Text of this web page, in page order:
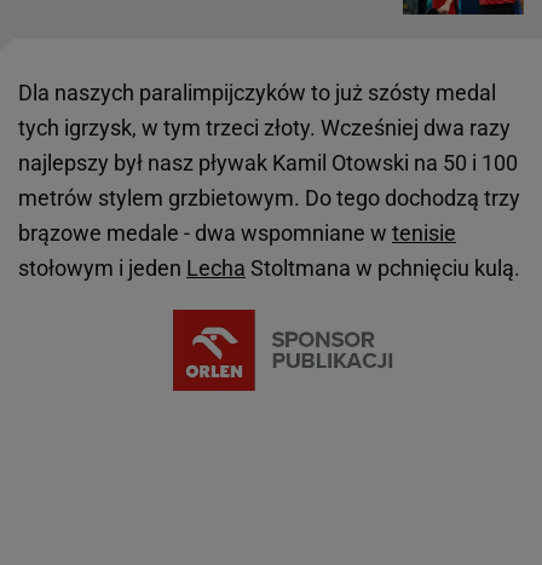
Dla naszych paralimpijczyków to już szósty medal
tych igrzysk, w tym trzeci złoty. Wcześniej dwa razy
najlepszy był nasz pływak Kamil Otowski na 50 i 100
metrów stylem grzbietowym. Do tego dochodzą trzy
brązowe medale - dwa wspomniane w tenisie
stołowym i jeden Lecha Stoltmana w pchnięciu kulą.